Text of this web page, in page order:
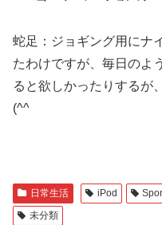
蛇足：ジョギング用にナ
たわけですが、毎日のよ
ると欲しかったりするが
(^^ゞ
日常生活 iPod
未分類